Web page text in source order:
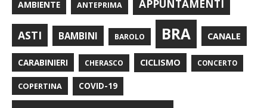
AMBIENTE ANTEPRIMA APPUNTAMENTI
ASTI BAMBINI BAROLO BRA CANALE
CARABINIERI CHERASCO CICLISMO CONCERTO
COPERTINA COVID-19